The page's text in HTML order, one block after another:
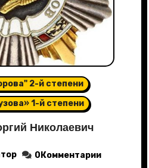
2-й степени
1-й степени
Николаевич
0Комментарии